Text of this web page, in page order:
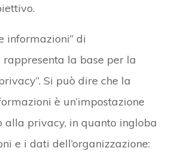
informazioni” di
rappresenta la base per la
Si può dire che la
è un’impostazione
alla privacy, in quanto ingloba
e i dati dell’organizzazione: